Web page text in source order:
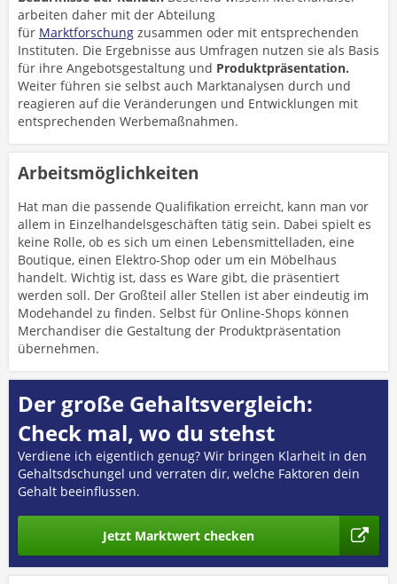
arbeiten daher mit der Abteilung
für Marktforschung zusammen oder mit entsprechenden
Instituten. Die Ergebnisse aus Umfragen nutzen sie als Basis
für ihre Angebotsgestaltung und Produktpräsentation.
Weiter führen sie selbst auch Marktanalysen durch und
reagieren auf die Veränderungen und Entwicklungen mit
entsprechenden Werbemaßnahmen.
Arbeitsmöglichkeiten
Hat man die passende Qualifikation erreicht, kann man vor
allem in Einzelhandelsgeschäften tätig sein. Dabei spielt es
keine Rolle, ob es sich um einen Lebensmittelladen, eine
Boutique, einen Elektro-Shop oder um ein Möbelhaus
handelt. Wichtig ist, dass es Ware gibt, die präsentiert
werden soll. Der Großteil aller Stellen ist aber eindeutig im
Modehandel zu finden. Selbst für Online-Shops können
Merchandiser die Gestaltung der Produktpräsentation
übernehmen.
Der große Gehaltsvergleich:
Check mal, wo du stehst
Verdiene ich eigentlich genug? Wir bringen Klarheit in den
Gehaltsdschungel und verraten dir, welche Faktoren dein
Gehalt beeinflussen.
Jetzt Marktwert checken